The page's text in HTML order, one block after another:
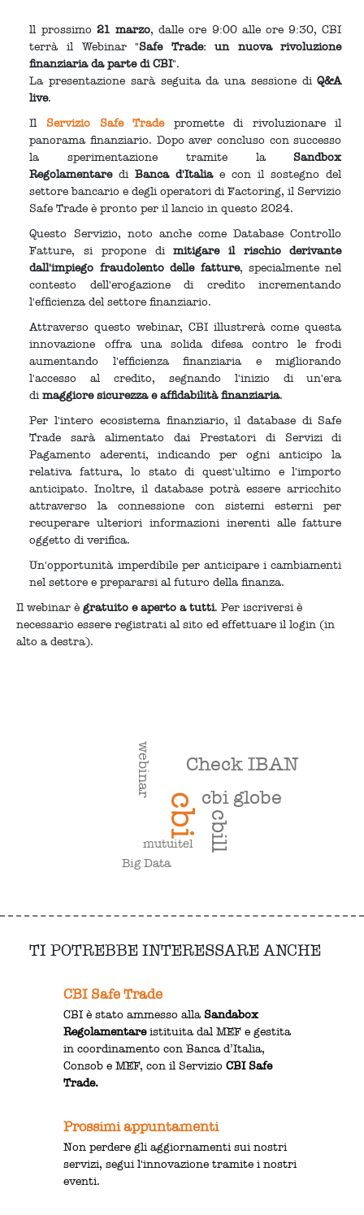
ll prossimo 21 marzo, dalle ore 9:00 alle ore 9:30, CBI
terrà il Webinar "Safe Trade: un nuova rivoluzione
finanziaria da parte di CBI".
La presentazione sarà seguita da una sessione diQ&A
live.
IlServizio Safe Tradepromette di rivoluzionare il
panorama finanziario. Dopo aver concluso con successo
la sperimentazione tramite laSandbox
RegolamentarediBanca d'Italiae con il sostegno del
settore bancario e degli operatori di Factoring, il Servizio
Safe Trade è pronto per il lancio in questo 2024.
Questo Servizio, noto anche come Database Controllo
Fatture, si propone dimitigare il rischio derivante
dall'impiego fraudolento delle fatture, specialmente nel
contesto dell'erogazione di credito incrementando
l'efficienza del settore finanziario.
Attraverso questo webinar, CBI illustrerà come questa
innovazione offra una solida difesa contro le frodi
aumentando l'efficienza finanziaria e migliorando
l'accesso al credito, segnando l'inizio di un'era
dimaggiore sicurezza e affidabilità finanziaria.
Per l'intero ecosistema finanziario, il database di Safe
Trade sarà alimentato dai Prestatori di Servizi di
Pagamento aderenti, indicando per ogni anticipo la
relativa fattura, lo stato di quest'ultimo e l'importo
anticipato. Inoltre, il database potrà essere arricchito
attraverso la connessione con sistemi esterni per
recuperare ulteriori informazioni inerenti alle fatture
oggetto di verifica.
Un'opportunità imperdibile per anticipare i cambiamenti
nel settore e prepararsi al futuro della finanza.
Il webinar ègratuito e aperto a tutti. Per iscriversi è
necessario essere registrati al sito ed effettuare il login (in
alto a destra).
cbi cbill
cbi globe
Check IBAN
webinar
mutuitel
Big Data
TI POTREBBE INTERESSARE ANCHE
CBI Safe Trade
CBI è stato ammesso allaSandabox
Regolamentareistituita dal MEF e gestita
in coordinamento con Banca d’Italia,
Consob e MEF, con il ServizioCBI Safe
Trade.
Prossimi appuntamenti
Non perdere gli aggiornamenti sui nostri
servizi, segui l'innovazione tramite i nostri
eventi.